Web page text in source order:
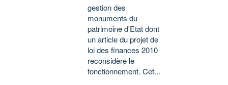
gestion des
monuments du
patrimoine d'Etat dont
un article du projet de
loi des finances 2010
reconsidère le
fonctionnement. Cet...